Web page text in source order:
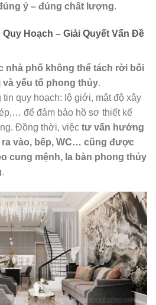
ý – đúng chất lượng.
Hoạch – Giải Quyết Vấn Đề
nhà phố không thể tách rời bối
yếu tố phong thủy.
tin quy hoạch: lộ giới, mật độ xây
để đảm bảo hồ sơ thiết kế
Đồng thời, việc tư vấn hướng
vào, bếp, WC… cũng được
cung mệnh, la bàn phong thủy
.